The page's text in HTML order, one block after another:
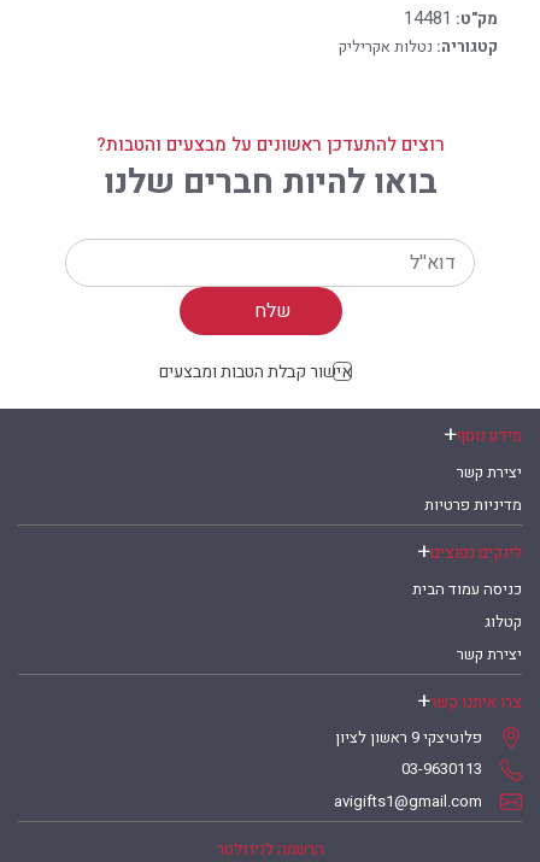
מק"ט: 14481
קטגוריה: נטלות אקריליק
רוצים להתעדכן ראשונים על מבצעים והטבות?
בואו להיות חברים שלנו
Your email
אישור קבלת הטבות ומבצעים
מידע נוסף
יצירת קשר
מדיניות פרטיות
לינקים נפוצים
כניסה עמוד הבית
קטלוג
יצירת קשר
צרו איתנו קשר
פלוטיצקי 9 ראשון לציון
03-9630113
avigifts1@gmail.com
הרשמה לניוזלטר